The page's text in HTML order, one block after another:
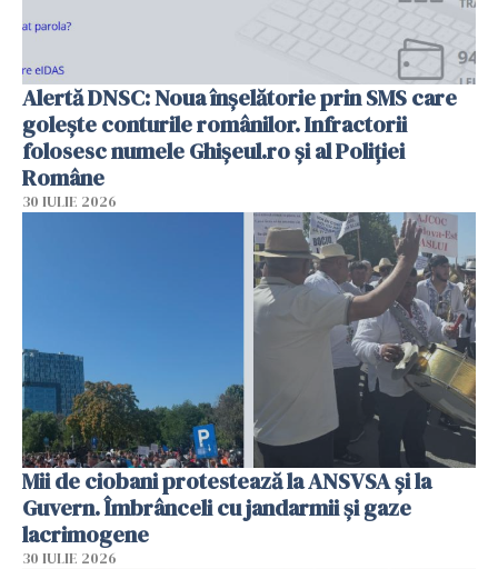
Alertă DNSC: Noua înșelătorie prin SMS care
golește conturile românilor. Infractorii
folosesc numele Ghișeul.ro și al Poliției
Române
30 IULIE 2026
Mii de ciobani protestează la ANSVSA și la
Guvern. Îmbrânceli cu jandarmii și gaze
lacrimogene
30 IULIE 2026